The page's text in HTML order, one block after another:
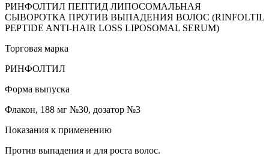
РИНФОЛТИЛ ПЕПТИД ЛИПОСОМАЛЬНАЯ
СЫВОРОТКА ПРОТИВ ВЫПАДЕНИЯ ВОЛОС (RINFOLTIL
PEPTIDE ANTI-HAIR LOSS LIPOSOMAL SERUM)
Торговая марка
РИНФОЛТИЛ
Форма выпуска
Флакон, 188 мг №30, дозатор №3
Показания к применению
Против выпадения и для роста волос.